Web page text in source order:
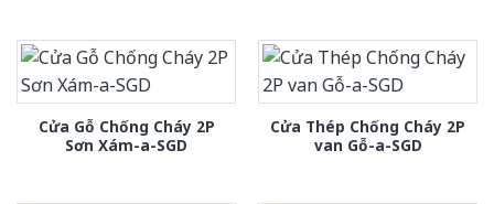
Cửa Gỗ Chống Cháy 2P
Sơn Xám-a-SGD
Cửa Thép Chống Cháy 2P
van Gỗ-a-SGD